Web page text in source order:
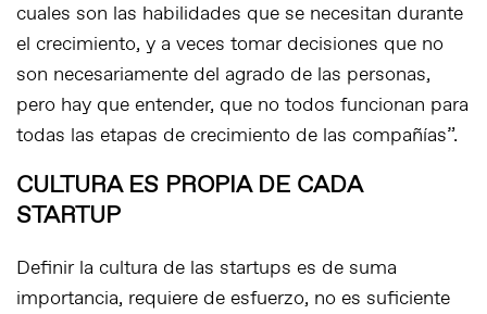
cuales son las habilidades que se necesitan durante
el crecimiento, y a veces tomar decisiones que no
son necesariamente del agrado de las personas,
pero hay que entender, que no todos funcionan para
todas las etapas de crecimiento de las compañías”.
CULTURA ES PROPIA DE CADA
STARTUP
Definir la cultura de las startups es de suma
importancia, requiere de esfuerzo, no es suficiente